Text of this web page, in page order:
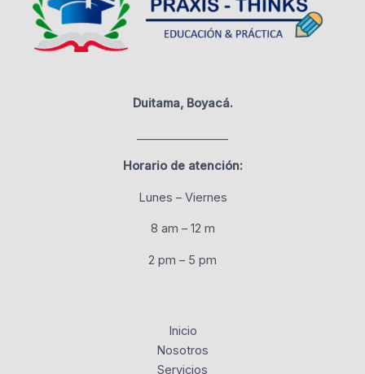
Duitama, Boyacá.
Horario de atención:
Lunes – Viernes
8 am – 12 m
2 pm – 5 pm
Inicio
Nosotros
Servicios